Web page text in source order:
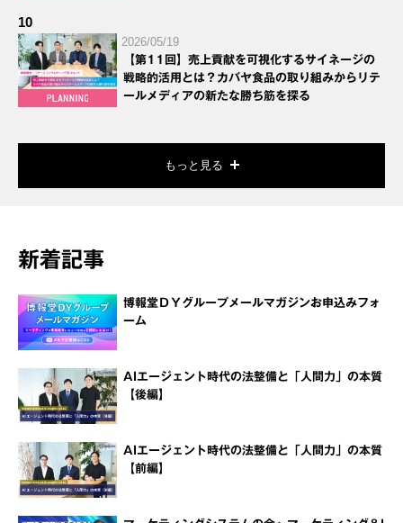
10
2026/05/19
【第11回】売上貢献を可視化するサイネージの
戦略的活用とは？カバヤ食品の取り組みからリテ
ールメディアの新たな勝ち筋を探る
もっと見る
新着記事
博報堂ＤＹグループメールマガジンお申込みフォ
ーム
AIエージェント時代の法整備と「人間力」の本質
【後編】
AIエージェント時代の法整備と「人間力」の本質
【前編】